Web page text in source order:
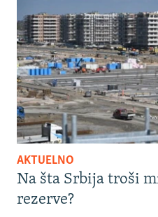
AKTUELNO
Na šta Srbija troši
rezerve?